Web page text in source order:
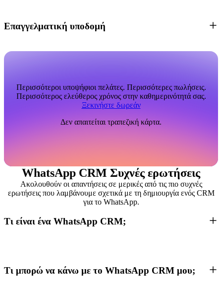
Επαγγελματική υποδομή
Περισσότεροι υποψήφιοι πελάτες. Περισσότερες πωλήσεις.
Περισσότερος ελεύθερος χρόνος στην καθημερινότητά σας.
Ξεκινήστε δωρεάν
Δεν απαιτείται τραπεζική κάρτα.
WhatsApp CRM Συχνές ερωτήσεις
Ακολουθούν οι απαντήσεις σε μερικές από τις πιο συχνές
ερωτήσεις που λαμβάνουμε σχετικά με τη δημιουργία ενός CRM
για το WhatsApp.
Τι είναι ένα WhatsApp CRM;
Τι μπορώ να κάνω με το WhatsApp CRM μου;